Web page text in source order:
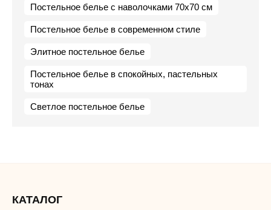
Постельное белье с наволочками 70х70 см
Постельное белье в современном стиле
Элитное постельное белье
Постельное белье в спокойных, пастельных
тонах
Светлое постельное белье
КАТАЛОГ